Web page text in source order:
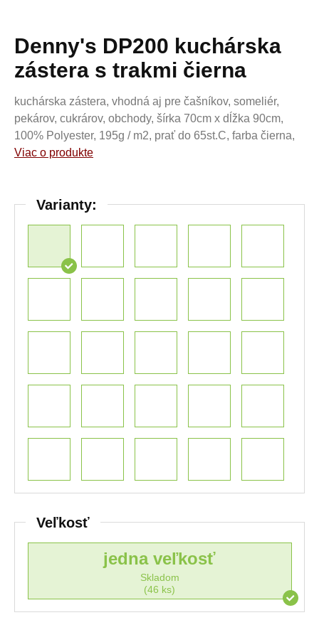
Denny's DP200 kuchárska
zástera s trakmi čierna
kuchárska zástera, vhodná aj pre čašníkov, someliér,
pekárov, cukrárov, obchody, šírka 70cm x dĺžka 90cm,
100% Polyester, 195g / m2, prať do 65st.C, farba čierna,
Viac o produkte
Varianty:
Veľkosť
jedna veľkosť
Skladom
(46 ks)